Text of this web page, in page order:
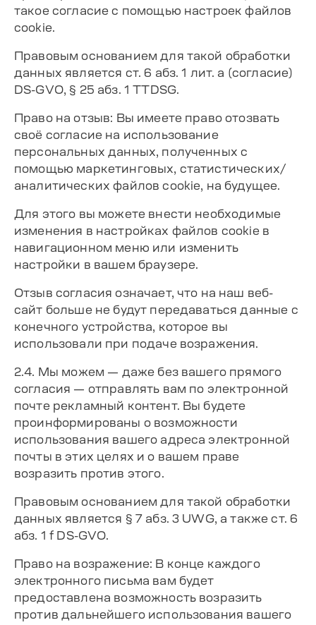
такое согласие с помощью настроек файлов
cookie.
Правовым основанием для такой обработки
данных является ст. 6 абз. 1 лит. a (согласие)
DS-GVO, § 25 абз. 1 TTDSG.
Право на отзыв: Вы имеете право отозвать
своё согласие на использование
персональных данных, полученных с
помощью маркетинговых, статистических/
аналитических файлов cookie, на будущее.
Для этого вы можете внести необходимые
изменения в настройках файлов cookie в
навигационном меню или изменить
настройки в вашем браузере.
Отзыв согласия означает, что на наш веб-
сайт больше не будут передаваться данные с
конечного устройства, которое вы
использовали при подаче возражения.
2.4. Мы можем — даже без вашего прямого
согласия — отправлять вам по электронной
почте рекламный контент. Вы будете
проинформированы о возможности
использования вашего адреса электронной
почты в этих целях и о вашем праве
возразить против этого.
Правовым основанием для такой обработки
данных является § 7 абз. 3 UWG, а также ст. 6
абз. 1 f DS-GVO.
Право на возражение: В конце каждого
электронного письма вам будет
предоставлена возможность возразить
против дальнейшего использования вашего